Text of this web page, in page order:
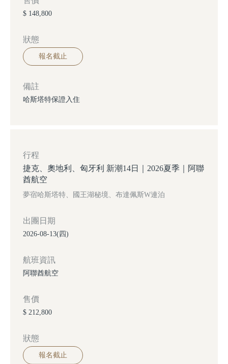
$ 148,800
狀態
報名截止
備註
哈斯塔特保證入住
出團日期
2026-08-13(四)
行程
捷克、奧地利、匈牙利 新潮14日｜2026夏季｜阿聯
酋航空
夢宿哈斯塔特、國王湖秘境、布達佩斯W連泊
航班資訊
阿聯酋航空
售價
$ 212,800
狀態
報名截止